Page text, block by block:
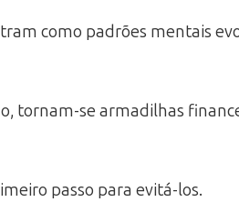
como padrões mentais
tornam-se armadilhas
passo para evitá-los.